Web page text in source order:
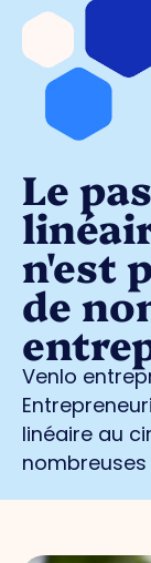
Le
n'est
de
Venlo
linéaire au
nombreuses